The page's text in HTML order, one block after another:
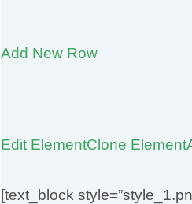
Add New Row
Edit ElementClone Element
[text_block